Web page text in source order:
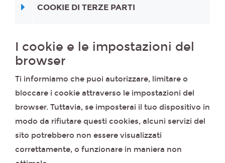
COOKIE DI TERZE PARTI
I cookie e le impostazioni del
browser
Ti informiamo che puoi autorizzare, limitare o
bloccare i cookie attraverso le impostazioni del
browser. Tuttavia, se imposterai il tuo dispositivo in
modo da rifiutare questi cookies, alcuni servizi del
sito potrebbero non essere visualizzati
correttamente, o funzionare in maniera non